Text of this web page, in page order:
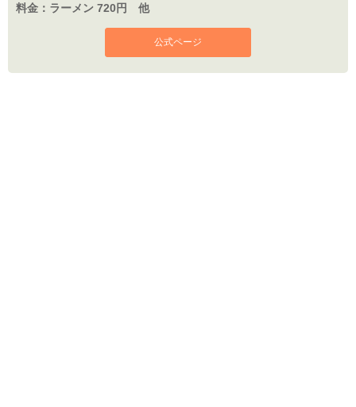
料金： ラーメン 720円 他
公式ページ